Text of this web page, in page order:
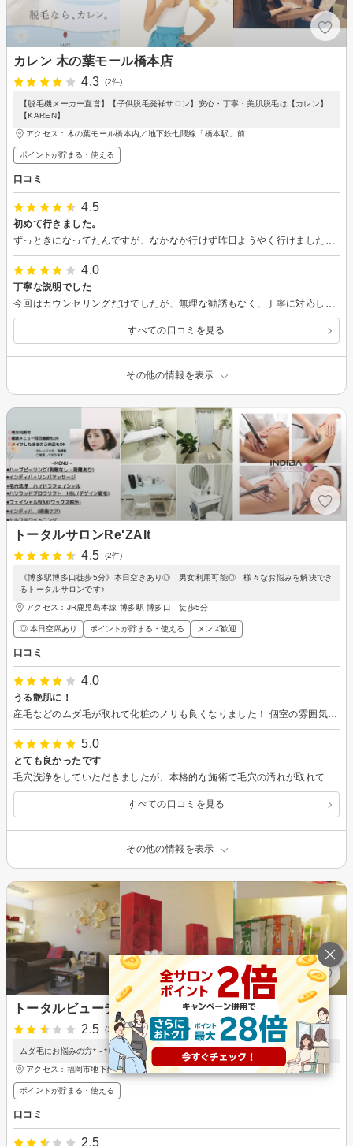
カレン 木の葉モール橋本店
4.3
(2件)
【脱毛機メーカー直営】【子供脱毛発祥サロン】安心・丁寧・美肌脱毛は【カレン】
【KAREN】
アクセス：木の葉モール橋本内／地下鉄七隈線「橋本駅」前
ポイントが貯まる・使える
口コミ
4.5
初めて行きました。
ずっときになってたんですが、なかなか行けず昨日ようやく行けました。 説明が分かりやすくて良かったです。 今後、通うことになりました。
4.0
丁寧な説明でした
今回はカウンセリングだけでしたが、無理な勧誘もなく、丁寧に対応していただきました。
すべての口コミを見る
その他の情報を表示
トータルサロンRe'ZAlt
4.5
(2件)
《博多駅博多口徒歩5分》本日空きあり◎ 男女利用可能◎ 様々なお悩みを解決でき
るトータルサロンです♪
アクセス：JR鹿児島本線 博多駅 博多口 徒歩5分
◎ 本日空席あり ポイントが貯まる・使える メンズ歓迎
口コミ
4.0
うる艶肌に！
産毛などのムダ毛が取れて化粧のノリも良くなりました！ 個室の雰囲気も落ち着いてリラックスできました。
5.0
とても良かったです
毛穴洗浄をしていただきましたが、本格的な施術で毛穴の汚れが取れてツルツルになりました。 スタッフさんも親切に対応していただけて大満足です。
すべての口コミを見る
その他の情報を表示
トータルビューティーサロン リアン
2.5
(1件)
ムダ毛にお悩みの方*～*～まずは無料カウンセリングでご相談ください*～*～
アクセス：福岡市地下鉄七隈線 天神南駅 徒歩1分
ポイントが貯まる・使える
口コミ
2.5